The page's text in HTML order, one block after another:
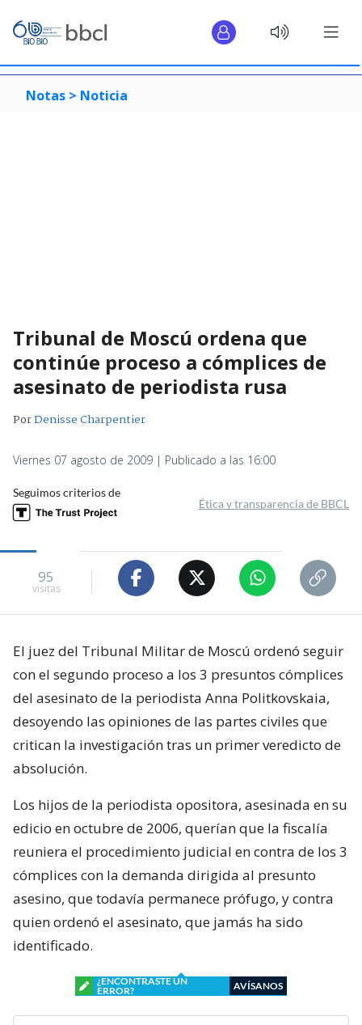
Notas > Noticia
Tribunal de Moscú ordena que
continúe proceso a cómplices de
asesinato de periodista rusa
PorDenisse Charpentier
Viernes 07 agosto de 2009 | Publicado a las 16:00
Seguimos criterios de
Ética y transparencia de BBCL
95
visitas
El juez del Tribunal Militar de Moscú ordenó seguir
con el segundo proceso a los 3 presuntos cómplices
del asesinato de la periodista Anna Politkovskaia,
desoyendo las opiniones de las partes civiles que
critican la investigación tras un primer veredicto de
absolución.
Los hijos de la periodista opositora, asesinada en su
edicio en octubre de 2006, querían que la fiscalía
reuniera el procedimiento judicial en contra de los 3
cómplices con la demanda dirigida al presunto
asesino, que todavía permanece prófugo, y contra
quien ordenó el asesinato, que jamás ha sido
identificado.
¿ENCONTRASTE UN
ERROR?
AVÍSANOS